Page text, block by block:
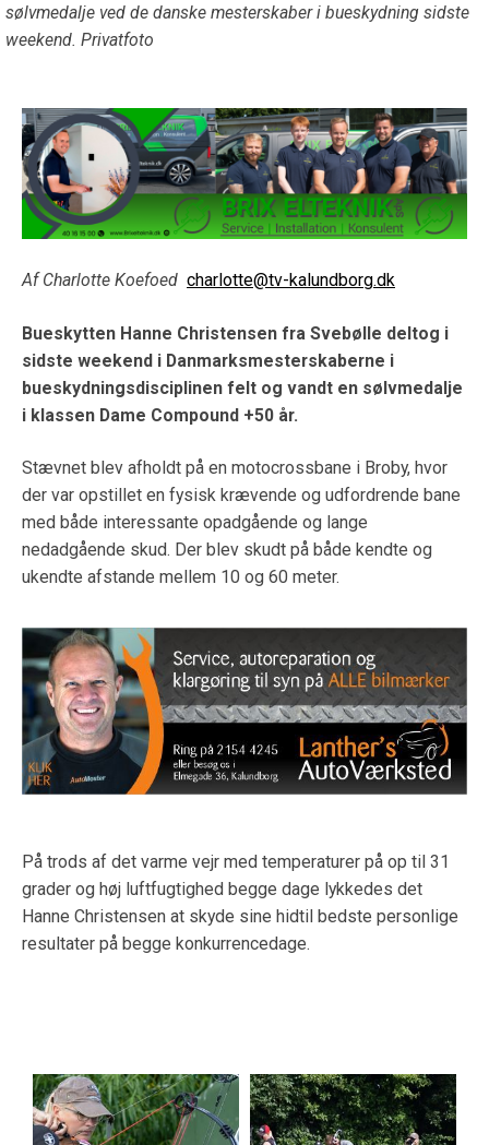
sølvmedalje ved de danske mesterskaber i bueskydning sidste
weekend. Privatfoto
Af Charlotte Koefoed charlotte@tv-kalundborg.dk
Bueskytten Hanne Christensen fra Svebølle deltog i
sidste weekend i Danmarksmesterskaberne i
bueskydningsdisciplinen felt og vandt en sølvmedalje
i klassen Dame Compound +50 år.
Stævnet blev afholdt på en motocrossbane i Broby, hvor
der var opstillet en fysisk krævende og udfordrende bane
med både interessante opadgående og lange
nedadgående skud. Der blev skudt på både kendte og
ukendte afstande mellem 10 og 60 meter.
På trods af det varme vejr med temperaturer på op til 31
grader og høj luftfugtighed begge dage lykkedes det
Hanne Christensen at skyde sine hidtil bedste personlige
resultater på begge konkurrencedage.